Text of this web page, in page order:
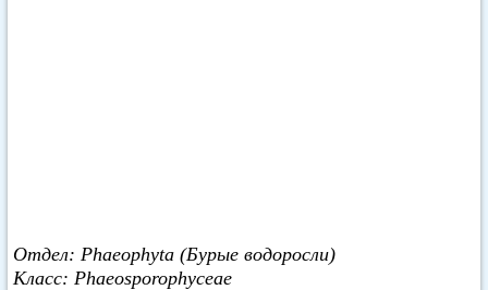
Отдел: Phaeophyta (Бурые водоросли)
Класс: Phaeosporophyceae